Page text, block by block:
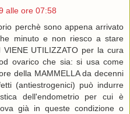
alle ore 07:58
perchè sono appena arrivato
minuto e non riesco a stare
UTILIZZATO per la cura
ovarico che sia: si usa come
della MAMMELLA da decenni
(antiestrogenici) può indurre
dell'endometrio per cui è
già in queste condizione o